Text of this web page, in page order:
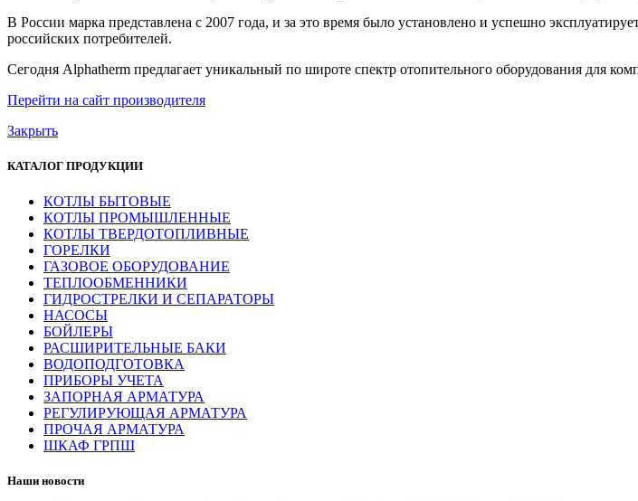
В России марка представлена с 2007 года, и за это время было установлено и успешно
российских потребителей.
Cегодня Alphatherm предлагает уникальный по широте спектр отопительного оборудования для
Перейти на сайт производителя
Закрыть
КАТАЛОГ ПРОДУКЦИИ
КОТЛЫ БЫТОВЫЕ
КОТЛЫ ПРОМЫШЛЕННЫЕ
КОТЛЫ ТВЕРДОТОПЛИВНЫЕ
ГОРЕЛКИ
ГАЗОВОЕ ОБОРУДОВАНИЕ
ТЕПЛООБМЕННИКИ
ГИДРОСТРЕЛКИ И СЕПАРАТОРЫ
НАСОСЫ
БОЙЛЕРЫ
РАСШИРИТЕЛЬНЫЕ БАКИ
ВОДОПОДГОТОВКА
ПРИБОРЫ УЧЕТА
ЗАПОРНАЯ АРМАТУРА
РЕГУЛИРУЮЩАЯ АРМАТУРА
ПРОЧАЯ АРМАТУРА
ШКАФ ГРПШ
Наши новости